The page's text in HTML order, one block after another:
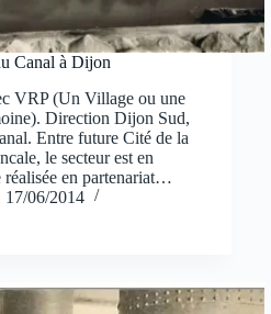
Canal à Dijon
VRP (Un Village ou une
Direction Dijon Sud,
Entre future Cité de la
le secteur est en
en partenariat…
17/06/2014